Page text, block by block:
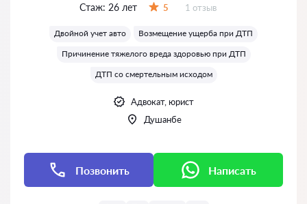
Стаж: 26 лет 5 Отзывов:
1 отзыв
Двойной учет авто
Возмещение ущерба при ДТП
Причинение тяжелого вреда здоровью при ДТП
ДТП со смертельным исходом
Адвокат, юрист
Душанбе
Позвонить Написать